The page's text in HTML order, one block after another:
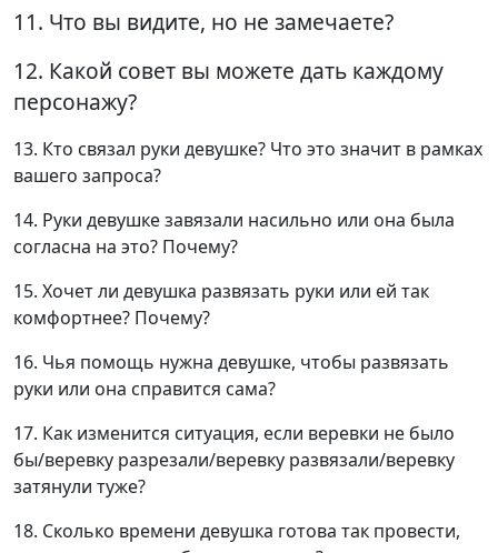
11. Что вы видите, но не замечаете?
12. Какой совет вы можете дать каждому
персонажу?
13. Кто связал руки девушке? Что это значит в рамках
вашего запроса?
14. Руки девушке завязали насильно или она была
согласна на это? Почему?
15. Хочет ли девушка развязать руки или ей так
комфортнее? Почему?
16. Чья помощь нужна девушке, чтобы развязать
руки или она справится сама?
17. Как изменится ситуация, если веревки не было
бы/веревку разрезали/веревку развязали/веревку
затянули туже?
18. Сколько времени девушка готова так провести,